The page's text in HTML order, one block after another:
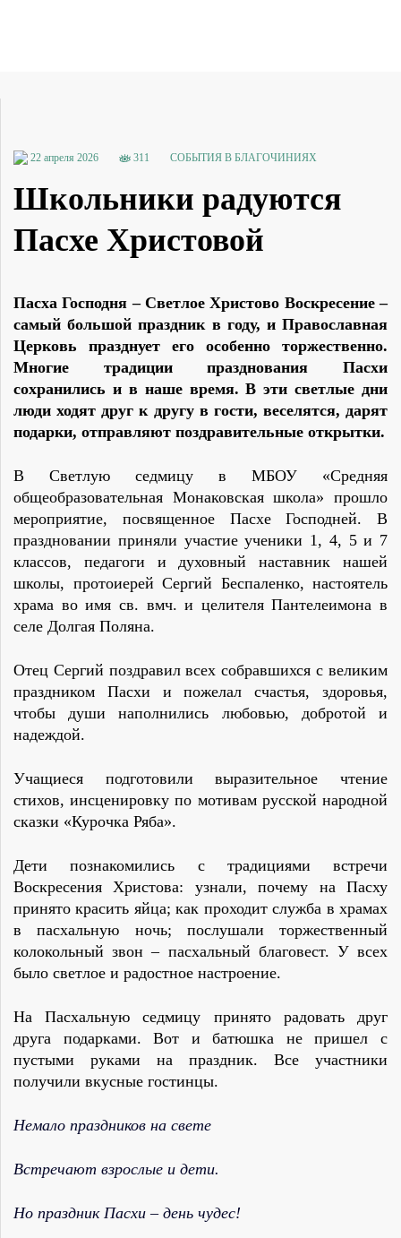
22 апреля 2026 311 СОБЫТИЯ В БЛАГОЧИНИЯХ
Школьники радуются
Пасхе Христовой
Пасха Господня – Светлое Христово Воскресение –
самый большой праздник в году, и Православная
Церковь празднует его особенно торжественно.
Многие традиции празднования Пасхи
сохранились и в наше время. В эти светлые дни
люди ходят друг к другу в гости, веселятся, дарят
подарки, отправляют поздравительные открытки.
В Светлую седмицу в МБОУ «Средняя
общеобразовательная Монаковская школа» прошло
мероприятие, посвященное Пасхе Господней. В
праздновании приняли участие ученики 1, 4, 5 и 7
классов, педагоги и духовный наставник нашей
школы, протоиерей Сергий Беспаленко, настоятель
храма во имя св. вмч. и целителя Пантелеимона в
селе Долгая Поляна.
Отец Сергий поздравил всех собравшихся с великим
праздником Пасхи и пожелал счастья, здоровья,
чтобы души наполнились любовью, добротой и
надеждой.
Учащиеся подготовили выразительное чтение
стихов, инсценировку по мотивам русской народной
сказки «Курочка Ряба».
Дети познакомились с традициями встречи
Воскресения Христова: узнали, почему на Пасху
принято красить яйца; как проходит служба в храмах
в пасхальную ночь; послушали торжественный
колокольный звон – пасхальный благовест. У всех
было светлое и радостное настроение.
На Пасхальную седмицу принято радовать друг
друга подарками. Вот и батюшка не пришел с
пустыми руками на праздник. Все участники
получили вкусные гостинцы.
Немало праздников на свете
Встречают взрослые и дети.
Но праздник Пасхи – день чудес!